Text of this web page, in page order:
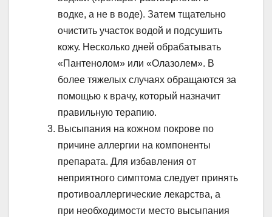
водке, а не в воде). Затем тщательно
очистить участок водой и подсушить
кожу. Несколько дней обрабатывать
«Пантенолом» или «Олазолем». В
более тяжелых случаях обращаются за
помощью к врачу, который назначит
правильную терапию.
Высыпания на кожном покрове по
причине аллергии на компоненты
препарата. Для избавления от
неприятного симптома следует принять
противоаллергические лекарства, а
при необходимости место высыпания